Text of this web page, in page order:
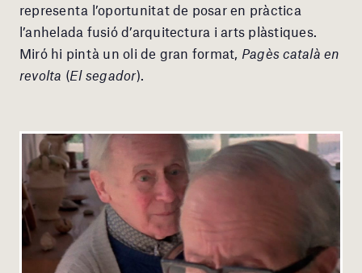
representa l’oportunitat de posar en pràctica
l’anhelada fusió d’arquitectura i arts plàstiques.
Miró hi pintà un oli de gran format, Pagès català en
revolta (El segador).